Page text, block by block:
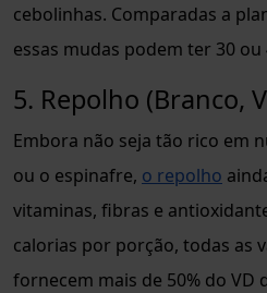
cebolinhas. Comparadas a
essas mudas podem ter 30
5. Repolho (Branco,
Embora não seja tão rico em
ou o espinafre, o repolho
vitaminas, fibras e
calorias por porção, todas as
fornecem mais de 50% do VD